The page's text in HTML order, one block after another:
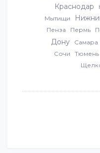
Краснодар
Мытищи
Пенза Пермь
Дону
Самара
Сочи Тюмень